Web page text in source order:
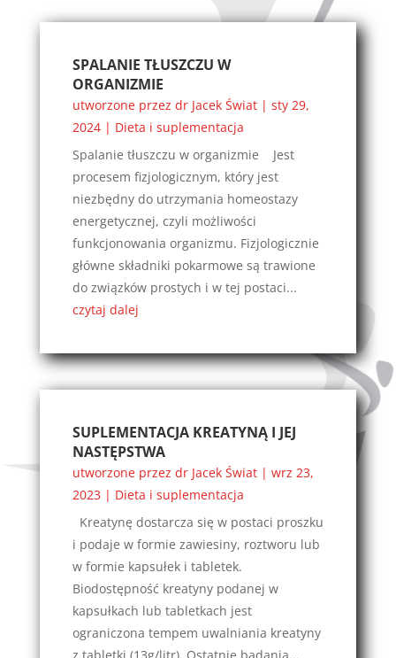
SPALANIE TŁUSZCZU W
ORGANIZMIE
utworzone przez dr Jacek Świat| sty 29,
2024| Dieta i suplementacja
Spalanie tłuszczu w organizmie Jest
procesem fizjologicznym, który jest
niezbędny do utrzymania homeostazy
energetycznej, czyli możliwości
funkcjonowania organizmu. Fizjologicznie
główne składniki pokarmowe są trawione
do związków prostych i w tej postaci...
czytaj dalej
SUPLEMENTACJA KREATYNĄ I JEJ
NASTĘPSTWA
utworzone przez dr Jacek Świat| wrz 23,
2023 | Dieta i suplementacja
Kreatynę dostarcza się w postaci proszku
i podaje w formie zawiesiny, roztworu lub
w formie kapsułek i tabletek.
Biodostępność kreatyny podanej w
kapsułkach lub tabletkach jest
ograniczona tempem uwalniania kreatyny